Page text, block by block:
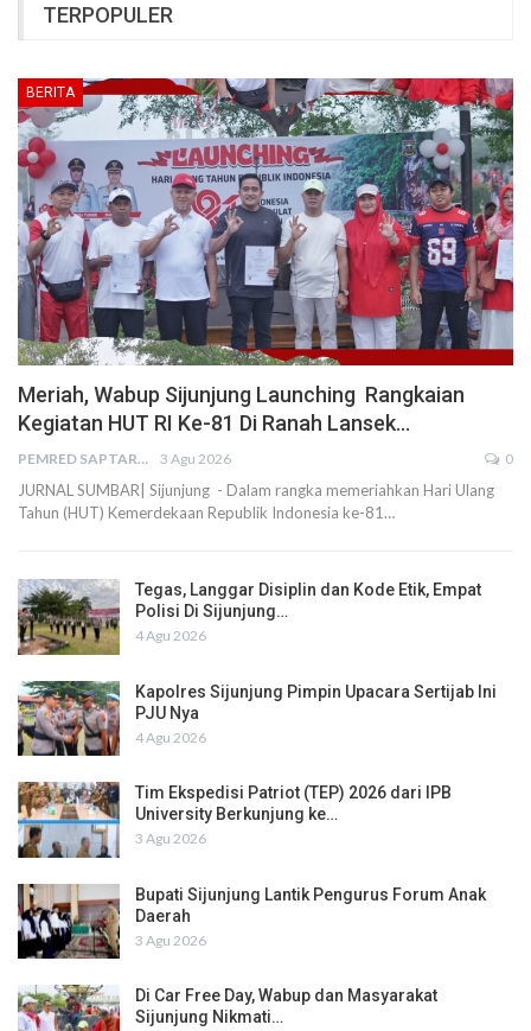
TERPOPULER
BERITA
Meriah, Wabup Sijunjung Launching Rangkaian
Kegiatan HUT RI Ke-81 Di Ranah Lansek…
PEMRED SAPTARIUS 3 Agu 2026 0
JURNAL SUMBAR| Sijunjung - Dalam rangka memeriahkan Hari Ulang
Tahun (HUT) Kemerdekaan Republik Indonesia ke-81…
Tegas, Langgar Disiplin dan Kode Etik, Empat
Polisi Di Sijunjung…
4 Agu 2026
Kapolres Sijunjung Pimpin Upacara Sertijab Ini
PJU Nya
4 Agu 2026
Tim Ekspedisi Patriot (TEP) 2026 dari IPB
University Berkunjung ke…
3 Agu 2026
Bupati Sijunjung Lantik Pengurus Forum Anak
Daerah
3 Agu 2026
Di Car Free Day, Wabup dan Masyarakat
Sijunjung Nikmati…